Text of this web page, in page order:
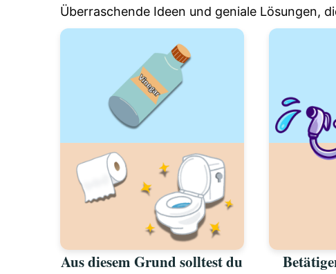
Überraschende Ideen und geniale Lösungen,
Aus diesem Grund solltest du